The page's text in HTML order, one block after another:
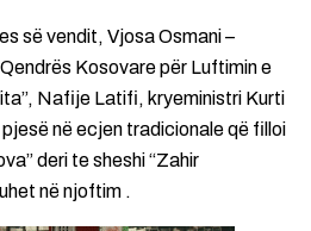
së vendit, Vjosa Osmani –
Kosovare për Luftimin e
Nafije Latifi, kryeministri Kurti
në ecjen tradicionale që filloi
deri te sheshi “Zahir
në njoftim .